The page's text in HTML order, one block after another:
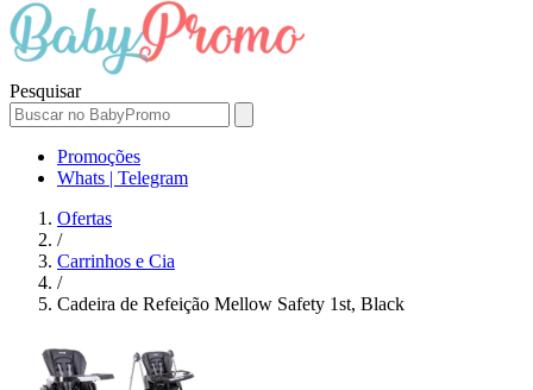
Pesquisar
Promoções
Whats | Telegram
Ofertas
/
Carrinhos e Cia
/
Cadeira de Refeição Mellow Safety 1st, Black